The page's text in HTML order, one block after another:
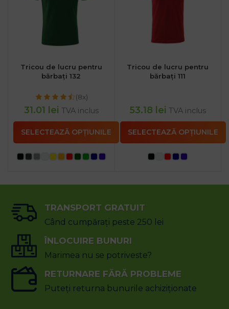
Tricou de lucru pentru
bărbați 132
(8x)
31.01 lei TVA inclus
SELECTEAZĂ OPȚIUNILE
Tricou de lucru pentru
bărbați 111
53.18 lei TVA inclus
SELECTEAZĂ OPȚIUNILE
TRANSPORT GRATUIT
Când cumpărați peste 250 lei
ÎNLOCUIRE BUNURI
Marimea nu se potriveste?
RETURNARE FĂRĂ PROBLEME
Puteți returna bunurile achiziționate